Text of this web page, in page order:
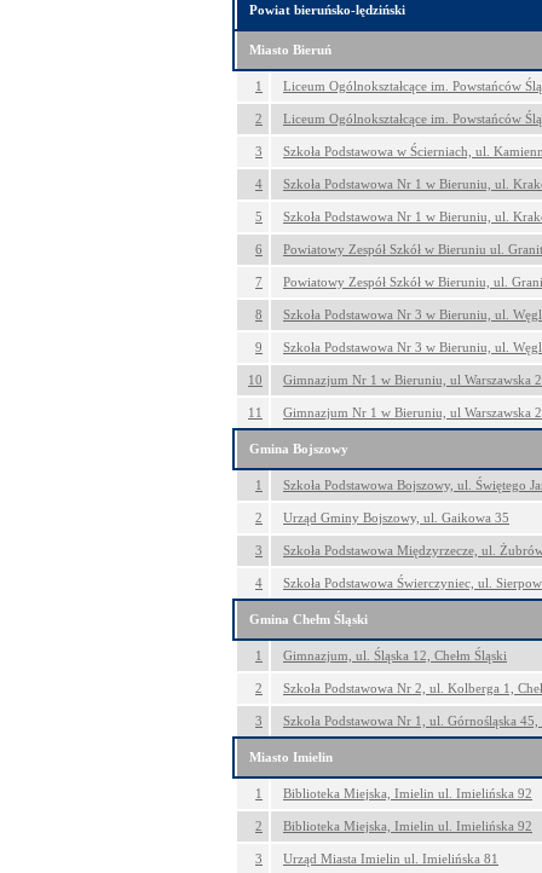
Powiat bieruńsko-lędziński
Miasto Bieruń
1 Liceum Ogólnokształcące im. Powstańców
2 Liceum Ogólnokształcące im. Powstańców
3 Szkoła Podstawowa w Ścierniach, ul.
4 Szkoła Podstawowa Nr 1 w Bieruniu, ul.
5 Szkoła Podstawowa Nr 1 w Bieruniu, ul.
6 Powiatowy Zespół Szkół w Bieruniu ul.
7 Powiatowy Zespół Szkół w Bieruniu, ul.
8 Szkoła Podstawowa Nr 3 w Bieruniu, ul.
9 Szkoła Podstawowa Nr 3 w Bieruniu, ul.
10 Gimnazjum Nr 1 w Bieruniu, ul Warszawska
11 Gimnazjum Nr 1 w Bieruniu, ul Warszawska
Gmina Bojszowy
1 Szkoła Podstawowa Bojszowy, ul. Świętego
2 Urząd Gminy Bojszowy, ul. Gaikowa 35
3 Szkoła Podstawowa Międzyrzecze, ul.
4 Szkoła Podstawowa Świerczyniec, ul.
Gmina Chełm Śląski
1 Gimnazjum, ul. Śląska 12, Chełm Śląski
2 Szkoła Podstawowa Nr 2, ul. Kolberga 1,
3 Szkoła Podstawowa Nr 1, ul. Górnośląska 45,
Miasto Imielin
1 Biblioteka Miejska, Imielin ul. Imielińska 92
2 Biblioteka Miejska, Imielin ul. Imielińska 92
3 Urząd Miasta Imielin ul. Imielińska 81